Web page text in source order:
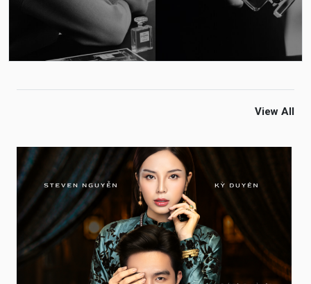
View All